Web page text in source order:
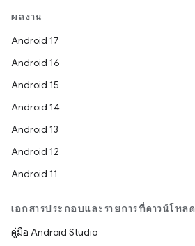
ผลงาน
Android 17
Android 16
Android 15
Android 14
Android 13
Android 12
Android 11
เอกสารประกอบและรายการที่ดาวน์โหลด
คู่มือ Android Studio